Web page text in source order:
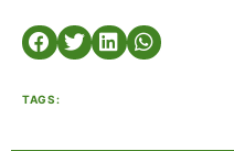
TAGS: